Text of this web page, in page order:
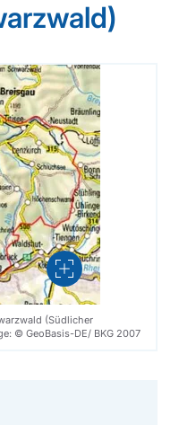
Vergrößern
(Südlicher
© GeoBasis-DE/ BKG 2007